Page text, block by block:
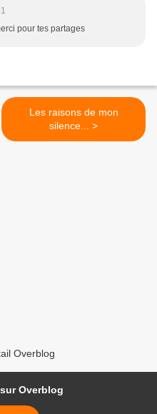
pour tes partages
Les raisons de mon
silence... >
Overblog
Overblog